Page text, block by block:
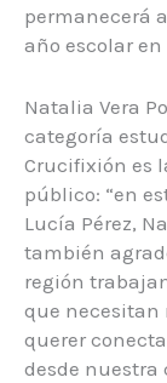
permanecerá
año escolar
Natalia Vera
categoría
Crucifixión es
público: “en
Lucía Pérez,
también
región
que necesitan
querer
desde nuestra